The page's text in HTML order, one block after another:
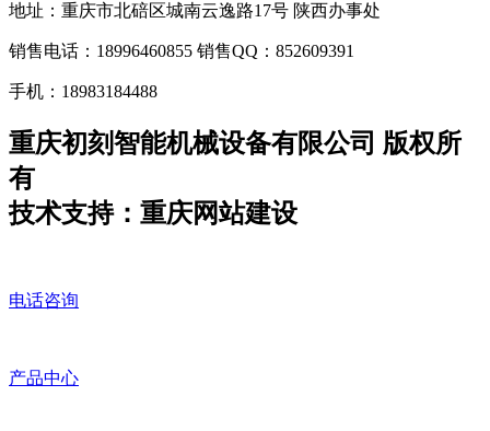
地址：重庆市北碚区城南云逸路17号 陕西办事处
销售电话：18996460855 销售QQ：852609391
手机：18983184488
重庆初刻智能机械设备有限公司 版权所
有
技术支持：重庆网站建设
电话咨询
产品中心